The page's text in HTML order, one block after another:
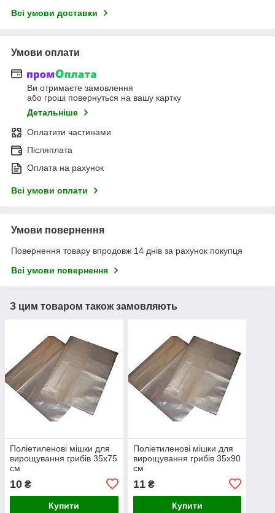
Всі умови доставки
Умови оплати
Ви отримаєте замовлення
або гроші повернуться на вашу картку
Детальніше
Оплатити частинами
Післяплата
Оплата на рахунок
Всі умови оплати
Умови повернення
Повернення товару впродовж 14 днів за рахунок покупця
Всі умови повернення
З цим товаром також замовляють
Поліетиленові мішки для
вирощування грибів 35х75
см
10 ₴
Купити
Поліетиленові мішки для
вирощування грибів 35х90
см
11₴
Купити